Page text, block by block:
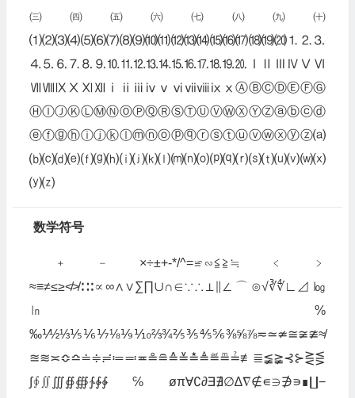
㈢㈣㈤㈥㈦㈧㈨㈩
⑴⑵⑶⑷⑸⑹⑺⑻⑼⑽⑾⑿⒀⒁⒂⒃⒄⒅⒆⒇⒈⒉⒊
⒋⒌⒍⒎⒏⒐⒑⒒⒓⒔⒕⒖⒗⒘⒙⒚⒛ⅠⅡⅢⅣⅤⅥ
ⅦⅧⅨⅩⅪⅫⅰⅱⅲⅳⅴⅵⅶⅷⅸⅹⒶⒷⒸⒹⒺⒻⒼ
ⒽⒾⒿⓀⓁⓂⓃⓄⓅⓆⓇⓈⓉⓊⓋⓌⓍⓎⓏⓐⓑⓒⓓ
ⓔⓕⓖⓗⓘⓙⓚⓛⓜⓝⓞⓟⓠⓡⓢⓣⓤⓥⓦⓧⓨⓩ⒜
⒝⒞⒟⒠⒡⒢⒣⒤⒥⒦⒧⒨⒩⒪⒫⒬⒭⒮⒯⒰⒱⒲⒳
⒴⒵
数学符号
﹢﹣×÷±+-*/^=≌∽≦≧≒﹤﹥
≈≡≠≤≥≮≯∷∶∝∞∧∨∑∏∪∩∈∵∴⊥∥∠⌒⊙√∛∜∟⊿㏒
㏑%
‰⅟½⅓⅕⅙⅐⅛⅑⅒⅔¾⅖⅗⅘⅚⅜⅝⅞≂≃≄≅≆≇≉
≊≋≍≎≏≐≑≓≔≕≖≗≘≙≚≛≜≝≞≟≢≣≨≩⊰⊱⋛⋚
∫∮∬∭∯∰∱∲∳℅øπ∀∁∂∃∄∅∆∇∉∊∋∌∍∎∐−